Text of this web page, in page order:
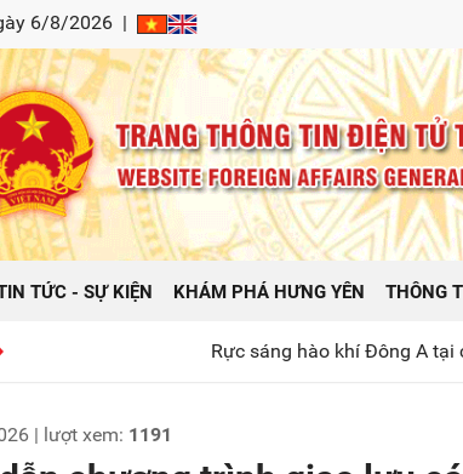
6/8/2026 |
TỨC - SỰ KIỆN KHÁM PHÁ HƯNG YÊN THÔNG
Rực sáng hào khí Đông A tại chương trình khai
| lượt xem: 1191